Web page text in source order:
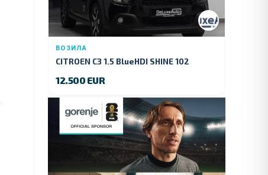
ВОЗИЛА
CITROEN C3 1.5 BlueHDI SHINE 102
12.500 EUR